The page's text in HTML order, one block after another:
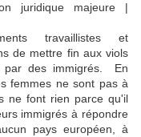
juridique majeure |
travaillistes et
de mettre fin aux viols
par des immigrés. En
femmes ne sont pas à
ne font rien parce qu'il
immigrés à répondre
pays européen, à